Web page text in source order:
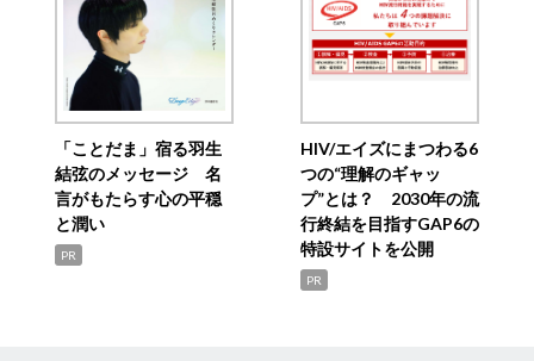
「ことだま」宿る羽生
結弦のメッセージ 名
言がもたらす心の平穏
と潤い
PR
HIV/エイズにまつわる6
つの“理解のギャッ
プ”とは？ 2030年の流
行終結を目指すGAP6の
特設サイトを公開
PR